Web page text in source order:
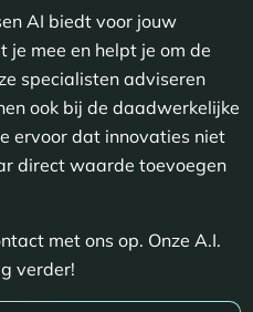
AI biedt voor jouw
je mee en helpt je om de
specialisten adviseren
ook bij de daadwerkelijke
ervoor dat innovaties niet
direct waarde toevoegen
met ons op. Onze A.I.
verder!